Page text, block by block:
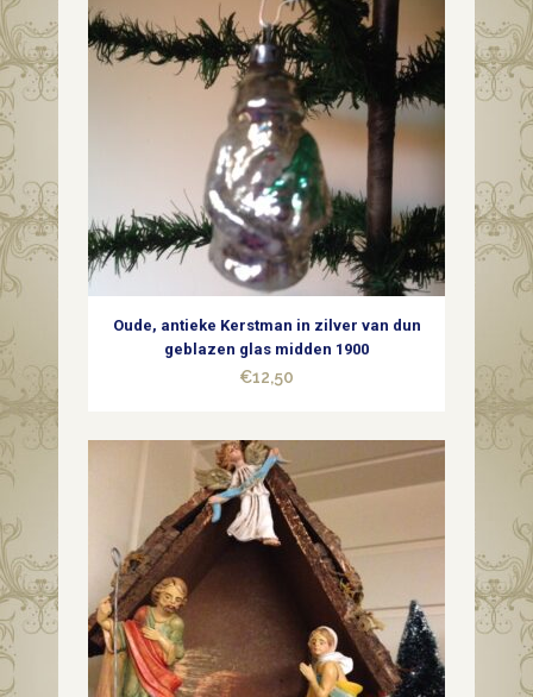
Oude, antieke Kerstman in zilver van dun
geblazen glas midden 1900
€12,50